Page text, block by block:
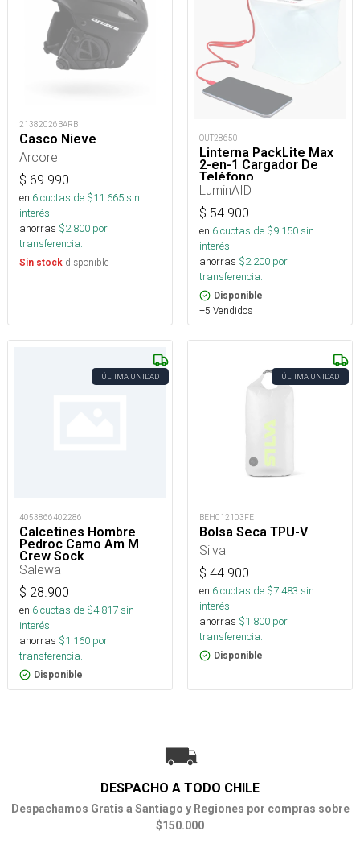
21382026BARB
Casco Nieve
Arcore
$ 69.990
en 6cuotas de $11.665sin
interés
ahorras $2.800 por
transferencia.
Sin stock disponible
OUT28650
Linterna PackLite Max
2-en-1 Cargador De
Teléfono
LuminAID
$ 54.900
en 6cuotas de $9.150sin
interés
ahorras $2.200 por
transferencia.
Disponible
+5 Vendidos
ÚLTIMA UNIDAD
4053866402286
Calcetines Hombre
Pedroc Camo Am M
Crew Sock
Salewa
$ 28.900
en 6cuotas de $4.817sin
interés
ahorras $1.160 por
transferencia.
Disponible
ÚLTIMA UNIDAD
BEH012103FE
Bolsa Seca TPU-V
Silva
$ 44.900
en 6cuotas de $7.483 sin
interés
ahorras $1.800 por
transferencia.
Disponible
DESPACHO A TODO CHILE
Despachamos Gratis a Santiago y Regiones por compras sobre
$150.000